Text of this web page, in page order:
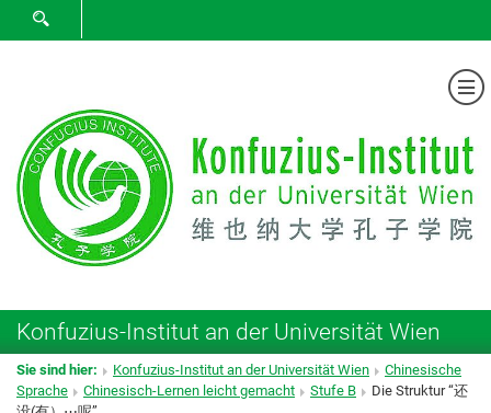
SUCHFORMULAR ÖFFNEN
Konfuzius-Institut an der Universität Wien
Sie sind hier: Konfuzius-Institut an der Universität Wien
Chinesische
Sprache
Chinesisch-Lernen leicht gemacht Stufe B
Die Struktur “还